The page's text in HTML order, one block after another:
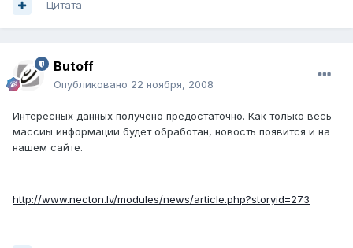
Цитата
Butoff
Опубликовано 22 ноября, 2008
Интересных данных получено предостаточно. Как только весь
массиы информации будет обработан, новость появится и на
нашем сайте.
http://www.necton.lv/modules/news/article.php?storyid=273